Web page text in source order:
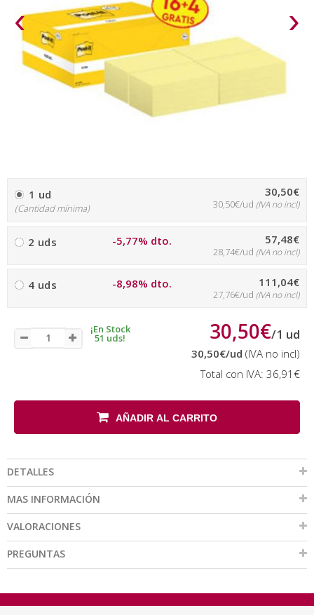
‹ ›
1 ud
(Cantidad mínima)
30,50€
30,50€/ud (IVA no incl)
2 uds -5,77% dto. 57,48€
28,74€/ud (IVA no incl)
4 uds -8,98% dto. 111,04€
27,76€/ud (IVA no incl)
¡En Stock
51 uds! 30,50€/1 ud
30,50€/ud (IVA no incl)
Total con IVA: 36,91€
AÑADIR AL CARRITO
DETALLES
MAS INFORMACIÓN
VALORACIONES
PREGUNTAS